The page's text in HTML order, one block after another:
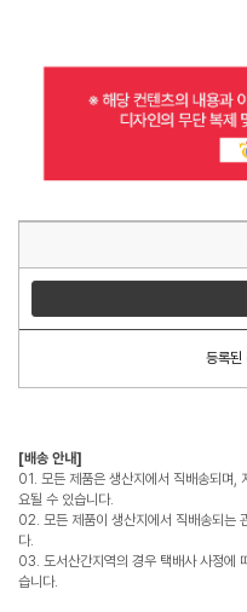
등록된
[배송 안내]
01. 모든 제품은 생산지에서 직배송되며,
요될 수 있습니다.
02. 모든 제품이 생산지에서 직배송되는
다.
03. 도서산간지역의 경우 택배사 사정에
습니다.